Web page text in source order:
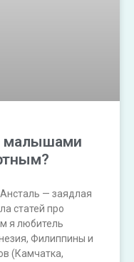
малышами
— заядлая
статей про
я любитель
Филиппины и
(Камчатка,